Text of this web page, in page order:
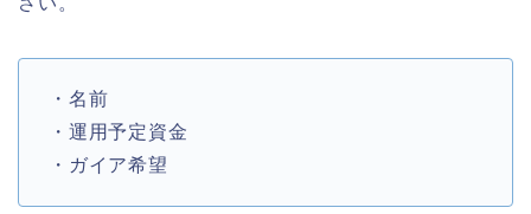
・名前
・運用予定資金
・ガイア希望